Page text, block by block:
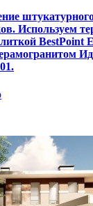
Используем
BestPoint